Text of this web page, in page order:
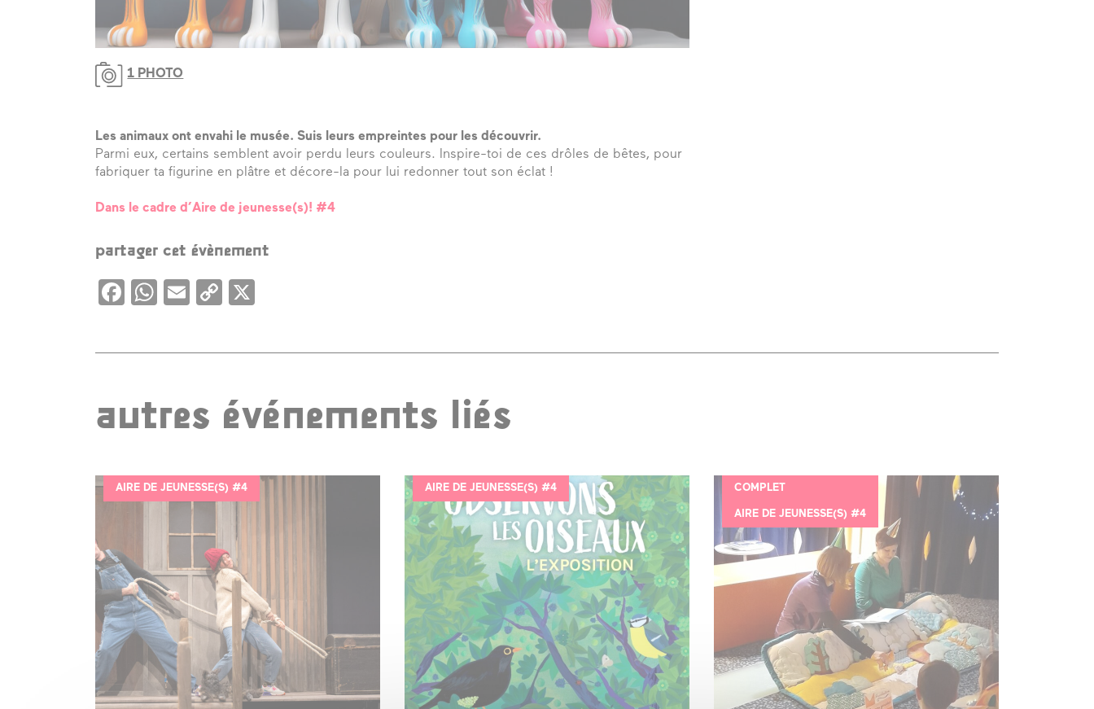
1 PHOTO
Les animaux ont envahi le musée. Suis leurs empreintes pour les découvrir.
Parmi eux, certains semblent avoir perdu leurs couleurs. Inspire-toi de ces drôles de bêtes, pour
fabriquer ta figurine en plâtre et décore-la pour lui redonner tout son éclat !
Dans le cadre d’Aire de jeunesse(s)! #4
partager cet évènement
Facebook
WhatsApp
EmailCopy
autres événements liés
AIRE DE JEUNESSE(S) #4 AIRE DE JEUNESSE(S) #4 COMPLET
AIRE DE JEUNESSE(S) #4